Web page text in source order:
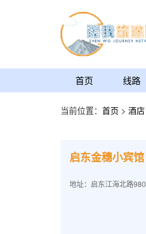
首页 线路
当前位置： 首页 > 酒店
启东金穗小宾馆
地址：启东江海北路